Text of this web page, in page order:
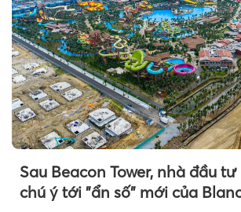
Sau Beacon Tower, nhà đầu
chú ý tới "ẩn số" mới của